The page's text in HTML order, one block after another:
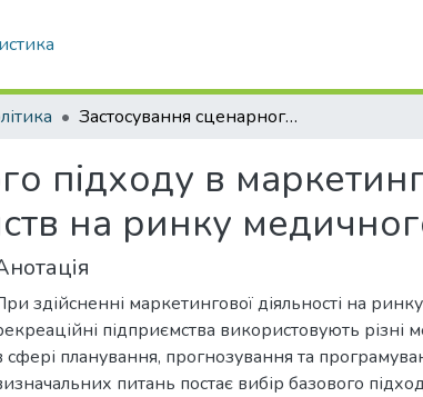
Застосування сценарного підходу в маркетинговій діяльності рекреаційних підприємств на ринку медичного туризму
підходу в
на ринку
здійсненні маркетингової діяльності на
підприємства використовують різні
сфері планування, прогнозування та
питань постає вибір базового